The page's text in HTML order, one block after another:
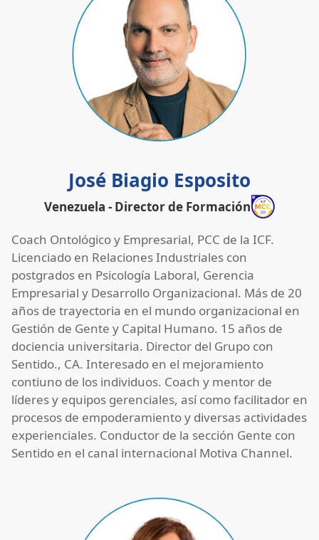
José Biagio Esposito
Venezuela - Director de Formación
Coach Ontológico y Empresarial, PCC de la ICF.
Licenciado en Relaciones Industriales con
postgrados en Psicología Laboral, Gerencia
Empresarial y Desarrollo Organizacional. Más de 20
años de trayectoria en el mundo organizacional en
Gestión de Gente y Capital Humano. 15 años de
dociencia universitaria. Director del Grupo con
Sentido., CA. Interesado en el mejoramiento
contiuno de los individuos. Coach y mentor de
líderes y equipos gerenciales, así como facilitador en
procesos de empoderamiento y diversas actividades
experienciales. Conductor de la sección Gente con
Sentido en el canal internacional Motiva Channel.